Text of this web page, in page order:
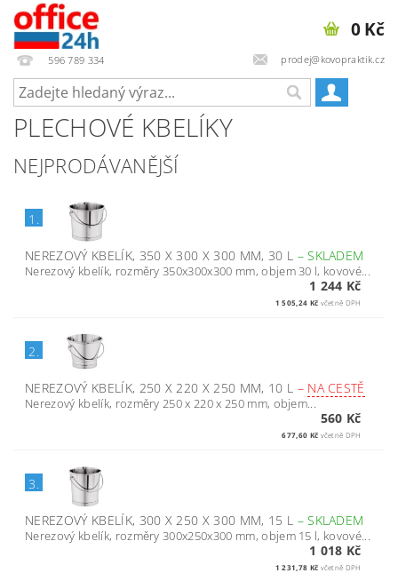
596 789 334 prodej@kovopraktik.cz
0 Kč
PLECHOVÉ KBELÍKY
NEJPRODÁVANĚJŠÍ
1.
NEREZOVÝ KBELÍK, 350 X 300 X 300 MM, 30 L –SKLADEM
Nerezový kbelík, rozměry 350x300x300 mm, objem 30 l, kovové...
1 244 Kč
1 505,24 Kč včetně DPH
2.
NEREZOVÝ KBELÍK, 250 X 220 X 250 MM, 10 L – NA CESTĚ
Nerezový kbelík, rozměry 250 x 220 x 250 mm, objem...
560 Kč
677,60 Kč včetně DPH
3.
NEREZOVÝ KBELÍK, 300 X 250 X 300 MM, 15 L –SKLADEM
Nerezový kbelík, rozměry 300x250x300 mm, objem 15 l, kovové...
1 018 Kč
1 231,78 Kč včetně DPH